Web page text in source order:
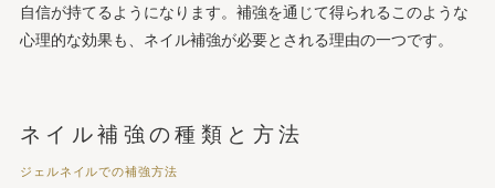
自信が持てるようになります。補強を通じて得られるこのような
心理的な効果も、ネイル補強が必要とされる理由の一つです。
ネイル補強の種類と方法
ジェルネイルでの補強方法